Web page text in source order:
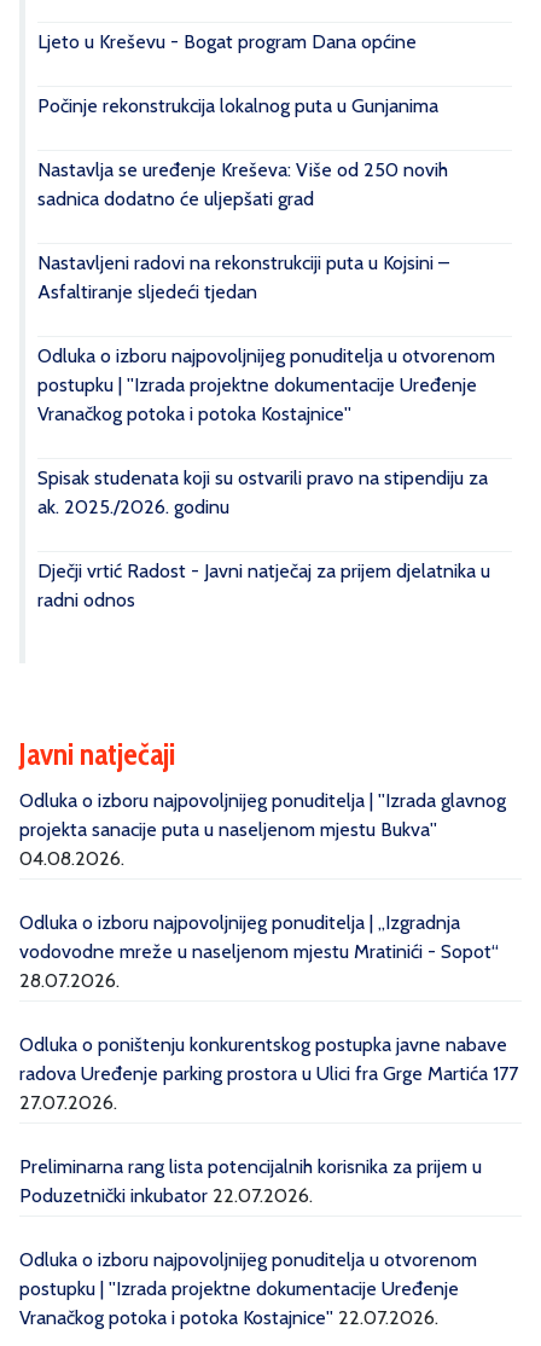
Ljeto u Kreševu - Bogat program Dana općine
Počinje rekonstrukcija lokalnog puta u Gunjanima
Nastavlja se uređenje Kreševa: Više od 250 novih
sadnica dodatno će uljepšati grad
Nastavljeni radovi na rekonstrukciji puta u Kojsini –
Asfaltiranje sljedeći tjedan
Odluka o izboru najpovoljnijeg ponuditelja u otvorenom
postupku | ''Izrada projektne dokumentacije Uređenje
Vranačkog potoka i potoka Kostajnice''
Spisak studenata koji su ostvarili pravo na stipendiju za
ak. 2025./2026. godinu
Dječji vrtić Radost - Javni natječaj za prijem djelatnika u
radni odnos
Javni natječaji
Odluka o izboru najpovoljnijeg ponuditelja | ''Izrada glavnog
projekta sanacije puta u naseljenom mjestu Bukva''
04.08.2026.
Odluka o izboru najpovoljnijeg ponuditelja | „Izgradnja
vodovodne mreže u naseljenom mjestu Mratinići - Sopot“
28.07.2026.
Odluka o poništenju konkurentskog postupka javne nabave
radova Uređenje parking prostora u Ulici fra Grge Martića 177
27.07.2026.
Preliminarna rang lista potencijalnih korisnika za prijem u
Poduzetnički inkubator 22.07.2026.
Odluka o izboru najpovoljnijeg ponuditelja u otvorenom
postupku | ''Izrada projektne dokumentacije Uređenje
Vranačkog potoka i potoka Kostajnice'' 22.07.2026.